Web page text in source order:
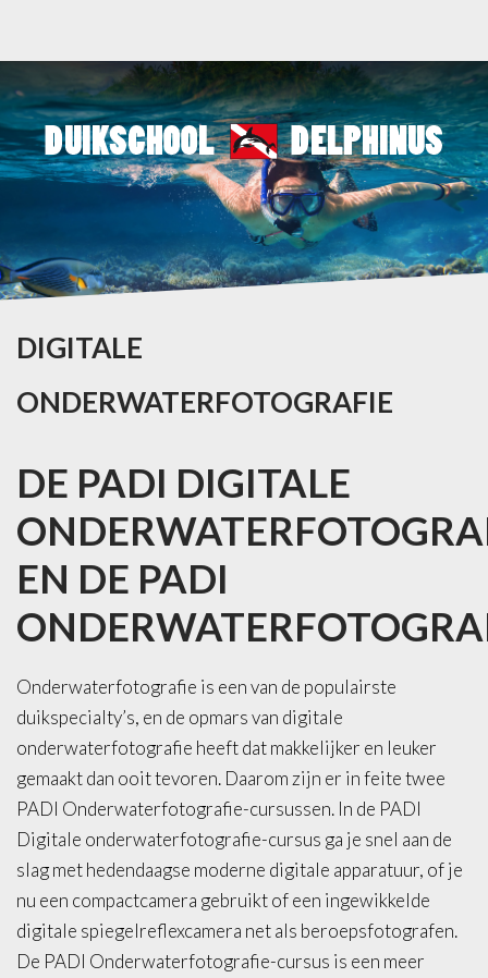
DIGITALE
ONDERWATERFOTOGRAFIE
DE PADI DIGITALE
EN DE PADI
Onderwaterfotografie is een van de populairste
duikspecialty’s, en de opmars van digitale
onderwaterfotografie heeft dat makkelijker en leuker
gemaakt dan ooit tevoren. Daarom zijn er in feite twee
PADI Onderwaterfotografie-cursussen. In de PADI
Digitale onderwaterfotografie-cursus ga je snel aan de
slag met hedendaagse moderne digitale apparatuur, of je
nu een compactcamera gebruikt of een ingewikkelde
digitale spiegelreflexcamera net als beroepsfotografen.
De PADI Onderwaterfotografie-cursus is een meer